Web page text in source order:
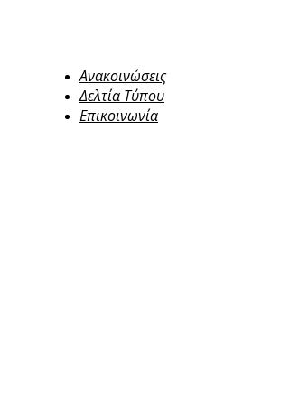
Ανακοινώσεις
Δελτία Τύπου
Επικοινωνία